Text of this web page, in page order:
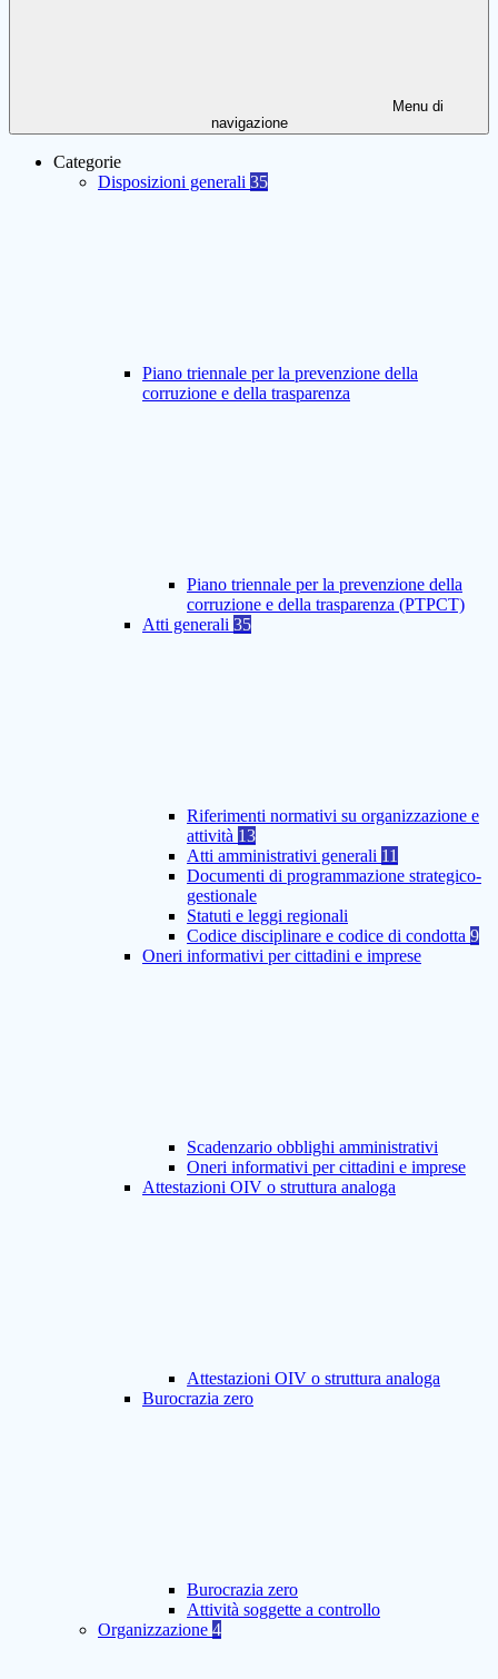
Menu di
navigazione
Categorie
Disposizioni generali 35
Piano triennale per la prevenzione della
corruzione e della trasparenza
Piano triennale per la prevenzione della
corruzione e della trasparenza (PTPCT)
Atti generali 35
Riferimenti normativi su organizzazione e
attività 13
Atti amministrativi generali 11
Documenti di programmazione strategico-
gestionale
Statuti e leggi regionali
Codice disciplinare e codice di condotta 9
Oneri informativi per cittadini e imprese
Scadenzario obblighi amministrativi
Oneri informativi per cittadini e imprese
Attestazioni OIV o struttura analoga
Attestazioni OIV o struttura analoga
Burocrazia zero
Burocrazia zero
Attività soggette a controllo
Organizzazione 4